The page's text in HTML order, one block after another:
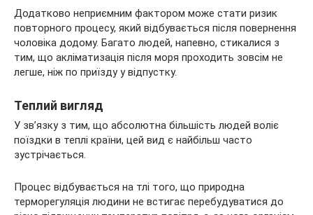
Додатково неприємним фактором може стати ризик
повторного процесу, який відбувається після повернення
чоловіка додому. Багато людей, напевно, стикалися з
тим, що акліматизація після моря проходить зовсім не
легше, ніж по приїзду у відпустку.
Теплий вигляд
У зв’язку з тим, що абсолютна більшість людей воліє
поїздки в теплі країни, цей вид є найбільш часто
зустрічається.
Процес відбувається на тлі того, що природна
терморегуляція людини не встигає перебудуватися до